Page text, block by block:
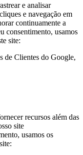
e analisar
e navegação em
continuamente a
consentimento, usamos
site:
de Clientes do Google,
recursos além das
site
usamos os